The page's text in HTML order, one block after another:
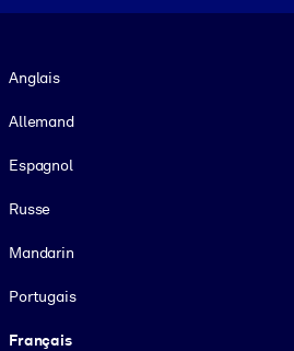
Anglais
Allemand
Espagnol
Russe
Mandarin
Portugais
Français